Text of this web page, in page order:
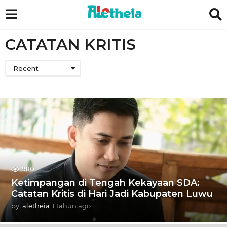
CATATAN KRITIS
Recent
980
Ketimpangan di Tengah Kekayaan SDA:
Catatan Kritis di Hari Jadi Kabupaten Luwu
by aletheia 1 tahun ago
b